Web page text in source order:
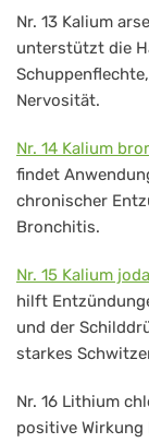
Nr. 13 Kalium
unterstützt die
Nervosität.
Nr. 14 Kalium
findet
chronischer
Bronchitis.
Nr. 15 Kalium
hilft
und der
starkes
Nr. 16 Lithium
positive Wirkung